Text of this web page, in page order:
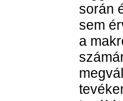
során
sem
a